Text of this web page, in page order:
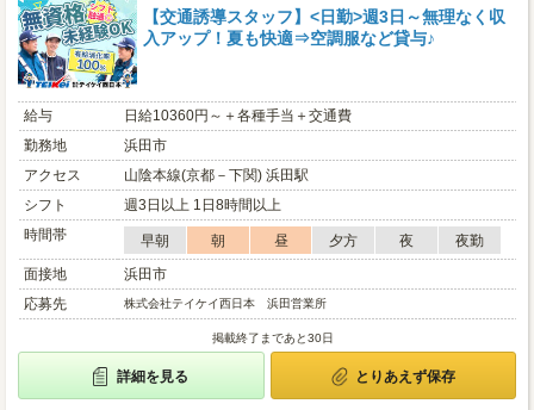
【交通誘導スタッフ】<日勤>週3日～無理なく収
入アップ！夏も快適⇒空調服など貸与♪
給与
日給10360円～＋各種手当＋交通費
勤務地
浜田市
アクセス
山陰本線(京都－下関) 浜田駅
シフト
週3日以上 1日8時間以上
時間帯
早朝 朝 昼 夕方 夜
夜勤
面接地
浜田市
応募先
株式会社テイケイ西日本 浜田営業所
掲載終了まであと30日
詳細を見る とりあえず保存